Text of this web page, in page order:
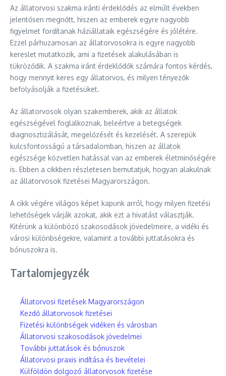
Az állatorvosi szakma iránti érdeklődés az elmúlt években
jelentősen megnőtt, hiszen az emberek egyre nagyobb
figyelmet fordítanak háziállataik egészségére és jólétére.
Ezzel párhuzamosan az állatorvosokra is egyre nagyobb
kereslet mutatkozik, ami a fizetések alakulásában is
tükröződik. A szakma iránt érdeklődők számára fontos kérdés,
hogy mennyit keres egy állatorvos, és milyen tényezők
befolyásolják a fizetésüket.
Az állatorvosok olyan szakemberek, akik az állatok
egészségével foglalkoznak, beleértve a betegségek
diagnosztizálását, megelőzését és kezelését. A szerepük
kulcsfontosságú a társadalomban, hiszen az állatok
egészsége közvetlen hatással van az emberek életminőségére
is. Ebben a cikkben részletesen bemutatjuk, hogyan alakulnak
az állatorvosok fizetései Magyarországon.
A cikk végére világos képet kapunk arról, hogy milyen fizetési
lehetőségek várják azokat, akik ezt a hivatást választják.
Kitérünk a különböző szakosodások jövedelmeire, a vidéki és
városi különbségekre, valamint a további juttatásokra és
bónuszokra is.
Tartalomjegyzék
Állatorvosi fizetések Magyarországon
Kezdő állatorvosok fizetései
Fizetési különbségek vidéken és városban
Állatorvosi szakosodások jövedelmei
További juttatások és bónuszok
Állatorvosi praxis indítása és bevételei
Külföldön dolgozó állatorvosok fizetése